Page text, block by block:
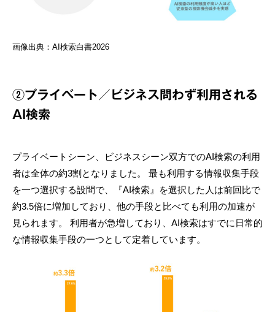
画像出典：AI検索白書2026
②プライベート／ビジネス問わず利用される
AI検索
プライベートシーン、ビジネスシーン双方でのAI検索の利用
者は全体の約3割となりました。 最も利用する情報収集手段
を一つ選択する設問で、『AI検索』を選択した人は前回比で
約3.5倍に増加しており、他の手段と比べても利用の加速が
見られます。 利用者が急増しており、AI検索はすでに日常的
な情報収集手段の一つとして定着しています。